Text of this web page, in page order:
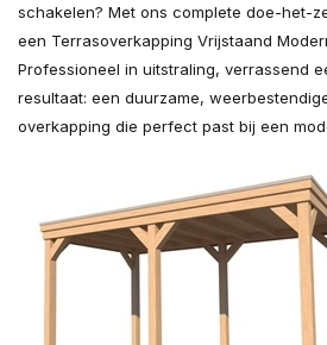
schakelen? Met ons complete doe-het-
een Terrasoverkapping Vrijstaand
Professioneel in uitstraling, verrassend
resultaat: een duurzame,
overkapping die perfect past bij een